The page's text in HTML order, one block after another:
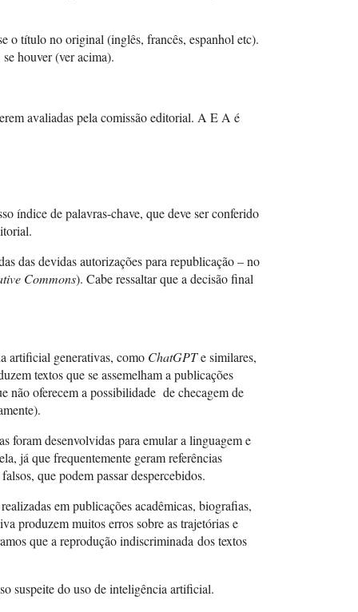
o título no original (inglês, francês, espanhol etc).
houver (ver acima).
avaliadas pela comissão editorial. A E A é
índice de palavras-chave, que deve ser conferido
das devidas autorizações para republicação – no
Commons). Cabe ressaltar que a decisão final
artificial generativas, como ChatGPTe similares,
textos que se assemelham a publicações
não oferecem a possibilidade de checagem de
foram desenvolvidas para emular a linguagem e
já que frequentemente geram referências
que podem passar despercebidos.
em publicações acadêmicas, biografias,
produzem muitos erros sobre as trajetórias e
que a reprodução indiscriminada dos textos
suspeite do uso de inteligência artificial.